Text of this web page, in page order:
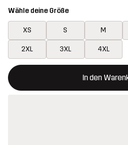
Wähle deine Größe
XS S M
2XL 3XL 4XL
In den
Dieser Button öffnet ein Fenster
{{size}} nicht verfügbar